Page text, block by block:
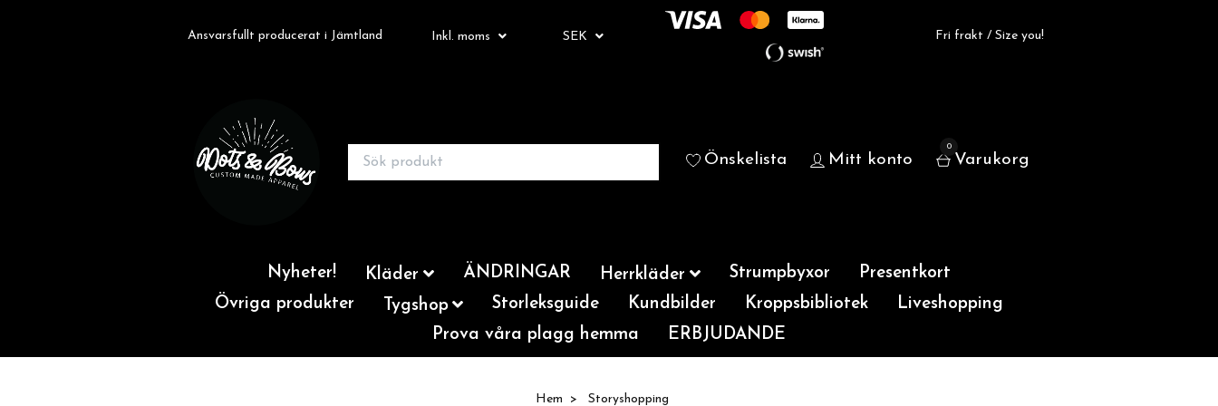
Ansvarsfullt producerat i Jämtland Inkl. moms SEK Fri frakt / Size you!
Önskelista Mitt konto
0
Varukorg
Nyheter! Kläder ÄNDRINGAR Herrkläder Strumpbyxor
Presentkort
Övriga produkter
Tygshop Storleksguide Kundbilder Kroppsbibliotek
Liveshopping
Prova våra plagg hemma
ERBJUDANDE
Hem Storyshopping